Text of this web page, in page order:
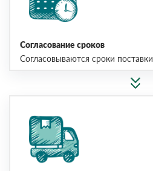
Согласование сроков
Согласовываются сроки поставки